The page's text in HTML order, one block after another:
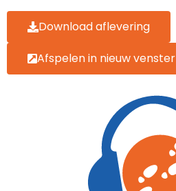
Download aflevering
Afspelen in nieuw venster